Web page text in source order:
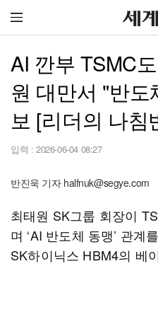
AI 깐부 TSMC
원 대만서 "반도
보 [리더의 나침
입력 : 2026-06-04 08:27
반진욱 기자 halfnuk@segye.com
최태원 SK그룹 회장이
며 ‘AI 반도체 동맹’ 관계
SK하이닉스 HBM4의 베